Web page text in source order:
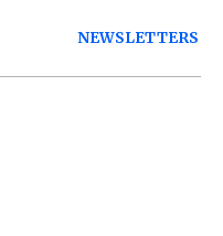
NEWSLETTERS